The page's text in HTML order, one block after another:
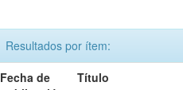
Resultados por ítem:
Fecha de
Título